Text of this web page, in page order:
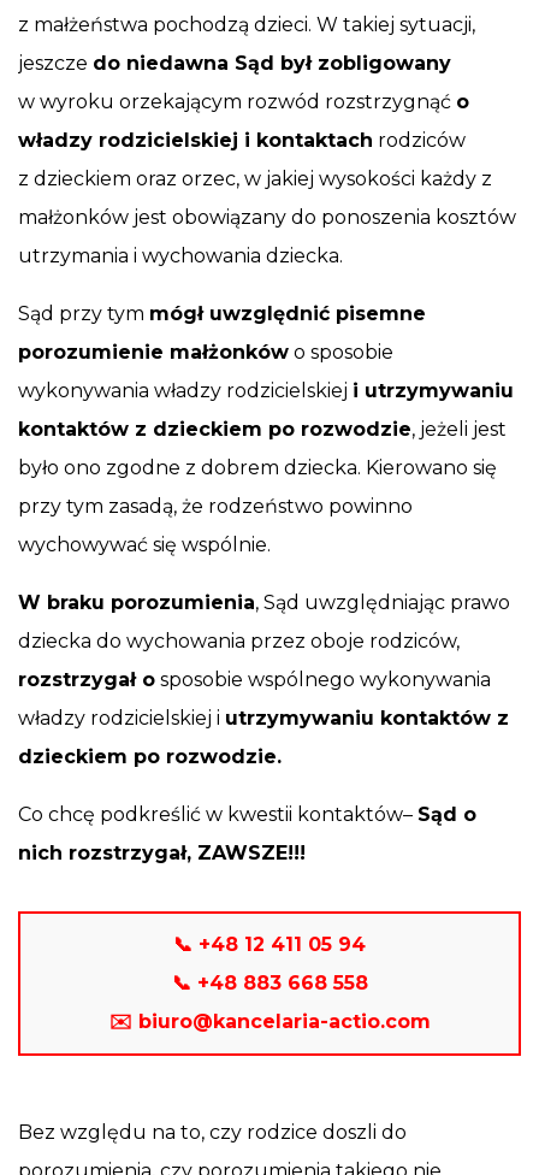
z małżeństwa pochodzą dzieci. W takiej sytuacji,
jeszcze do niedawna Sąd był zobligowany
w wyroku orzekającym rozwód rozstrzygnąć o
władzy rodzicielskiej i kontaktach rodziców
z dzieckiem oraz orzec, w jakiej wysokości każdy z
małżonków jest obowiązany do ponoszenia kosztów
utrzymania i wychowania dziecka.
Sąd przy tym mógł uwzględnić pisemne
porozumienie małżonków o sposobie
wykonywania władzy rodzicielskiej i utrzymywaniu
kontaktów z dzieckiem po rozwodzie, jeżeli jest
było ono zgodne z dobrem dziecka. Kierowano się
przy tym zasadą, że rodzeństwo powinno
wychowywać się wspólnie.
W braku porozumienia, Sąd uwzględniając prawo
dziecka do wychowania przez oboje rodziców,
rozstrzygał o sposobie wspólnego wykonywania
władzy rodzicielskiej i utrzymywaniu kontaktów z
dzieckiem po rozwodzie.
Co chcę podkreślić w kwestii kontaktów– Sąd o
nich rozstrzygał, ZAWSZE!!!
📞 +48 12 411 05 94
📞 +48 883 668 558
✉️ biuro@kancelaria-actio.com
Bez względu na to, czy rodzice doszli do